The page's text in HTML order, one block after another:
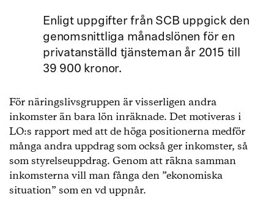
Enligt uppgifter från SCB uppgick den
genomsnittliga månadslönen för en
privatanställd tjänsteman år 2015 till
39 900 kronor.
För näringslivsgruppen är visserligen andra
inkomster än bara lön inräknade. Det motiveras i
LO:s rapport med att de höga positionerna medför
många andra uppdrag som också ger inkomster, så
som styrelseuppdrag. Genom att räkna samman
inkomsterna vill man fånga den ”ekonomiska
situation” som en vd uppnår.